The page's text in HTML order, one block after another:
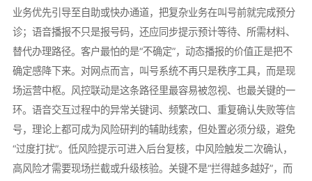
业务优先引导至自助或快办通道，把复杂业务在叫号前就完成预分
诊；语音播报不只是报号码，还应同步提示预计等待、所需材料、
替代办理路径。客户最怕的是“不确定”，动态播报的价值正是把不
确定感降下来。对网点而言，叫号系统不再只是秩序工具，而是现
场运营中枢。风控联动是这条路径里最容易被忽视、也最关键的一
环。语音交互过程中的异常关键词、频繁改口、重复确认失败等信
号，理论上都可成为风险研判的辅助线索，但处置必须分级，避免
“过度打扰”。低风险提示可进入后台复核，中风险触发二次确认，
高风险才需要现场拦截或升级核验。关键不是“拦得越多越好”，而